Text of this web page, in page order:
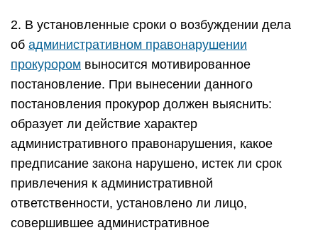
2. В установленные сроки о возбуждении дела
об административном правонарушении
прокурором выносится мотивированное
постановление. При вынесении данного
постановления прокурор должен выяснить:
образует ли действие характер
административного правонарушения, какое
предписание закона нарушено, истек ли срок
привлечения к административной
ответственности, установлено ли лицо,
совершившее административное